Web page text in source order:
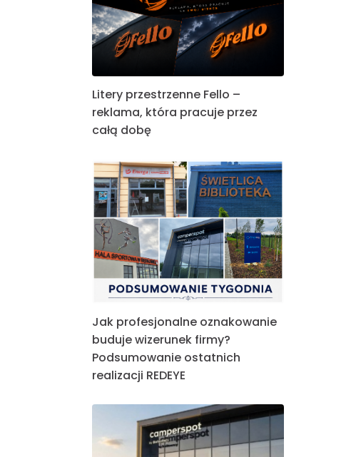
Litery przestrzenne Fello –
reklama, która pracuje przez
całą dobę
Jak profesjonalne oznakowanie
buduje wizerunek firmy?
Podsumowanie ostatnich
realizacji REDEYE